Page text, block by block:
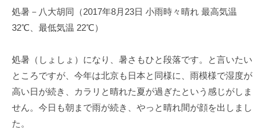
促
機
構
k
a
a
u
m
処暑－八大胡同（2017年8月 23日 小雨時々晴れ 最高気温
32℃ 、最低気温 22℃）
処暑（しょしょ）になり、暑さもひと段落です。と言いたい
ところですが、今年は北京も日本と同様に、雨模様で湿度が
高い日が続き、カラリと晴れた夏が過ぎたという感じがしま
せん。今日も朝まで雨が続き、やっと晴れ間が顔を出しまし
た。
構